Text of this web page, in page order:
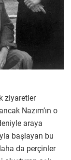
ziyaretler
Nazım’ın o
araya
başlayan bu
da perçinler